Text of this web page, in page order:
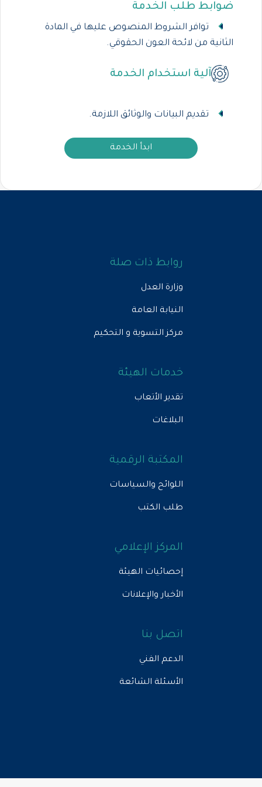
ضوابط طلب الخدمة
توافر الشروط المنصوص عليها في المادة
الثانية من لائحة العون الحقوقي.
آلية استخدام الخدمة
تقديم البيانات والوثائق اللازمة.
ابدأ الخدمة
روابط ذات صلة
وزارة العدل
النيابة العامة
مركز التسوية و التحكيم
خدمات الهيئة
تقدير الأتعاب
البلاغات
المكتبة الرقمية
اللوائح والسياسات
طلب الكتب
المركز الإعلامي
إحصائيات الهيئة
الأخبار والإعلانات
اتصل بنا
الدعم الفني
الأسئلة الشائعة